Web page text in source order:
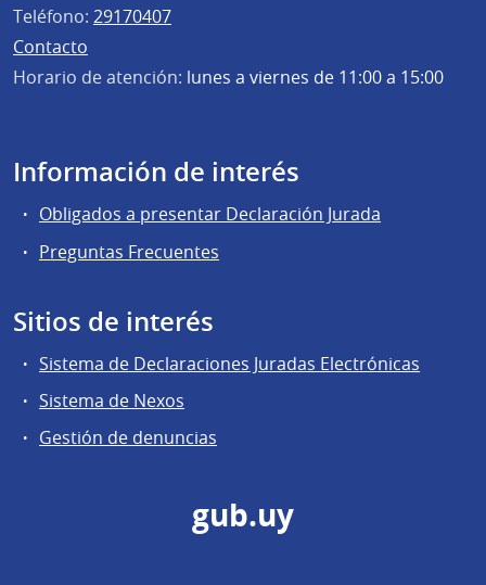
Teléfono: 29170407
Contacto
Horario de atención: lunes a viernes de 11:00 a 15:00
Información de interés
Obligados a presentar Declaración Jurada
Preguntas Frecuentes
Sitios de interés
Sistema de Declaraciones Juradas Electrónicas
Sistema de Nexos
Gestión de denuncias
gub.uy